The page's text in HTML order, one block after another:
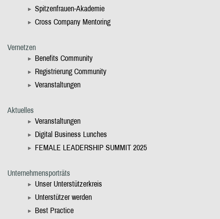
Spitzenfrauen-Akademie
Cross Company Mentoring
Vernetzen
Benefits Community
Registrierung Community
Veranstaltungen
Aktuelles
Veranstaltungen
Digital Business Lunches
FEMALE LEADERSHIP SUMMIT 2025
Unternehmensporträts
Unser Unterstützerkreis
Unterstützer werden
Best Practice